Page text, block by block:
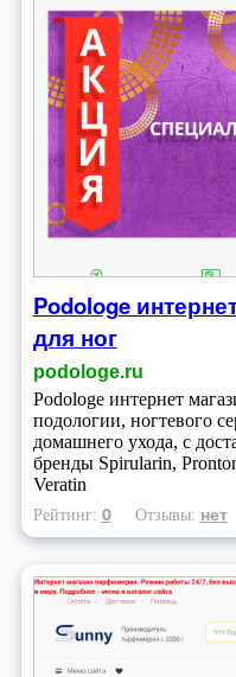
Podologe
для ног
podologe.ru
Podologe интернет
подологии, ногтевого
домашнего ухода, с
бренды Spirularin,
Veratin
Рейтинг: 0 Отзывы: нет